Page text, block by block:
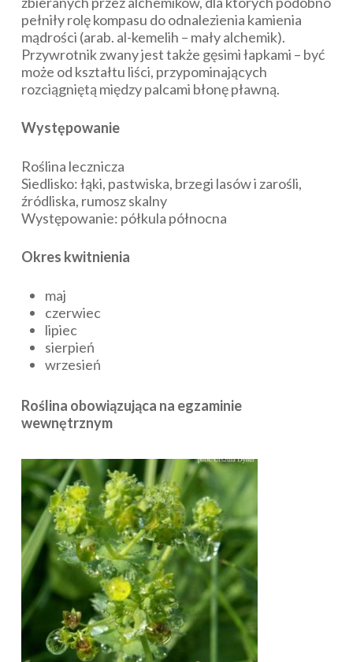
pełniły rolę kompasu do odnalezienia kamienia
mądrości (arab. al-kemelih – mały alchemik).
Przywrotnik zwany jest także gęsimi łapkami – być
może od kształtu liści, przypominających
rozciągniętą między palcami błonę pławną.
Występowanie
Roślina lecznicza
Siedlisko: łąki, pastwiska, brzegi lasów i zarośli,
źródliska, rumosz skalny
Występowanie: półkula północna
Okres kwitnienia
maj
czerwiec
lipiec
sierpień
wrzesień
Roślina obowiązująca na egzaminie
wewnętrznym